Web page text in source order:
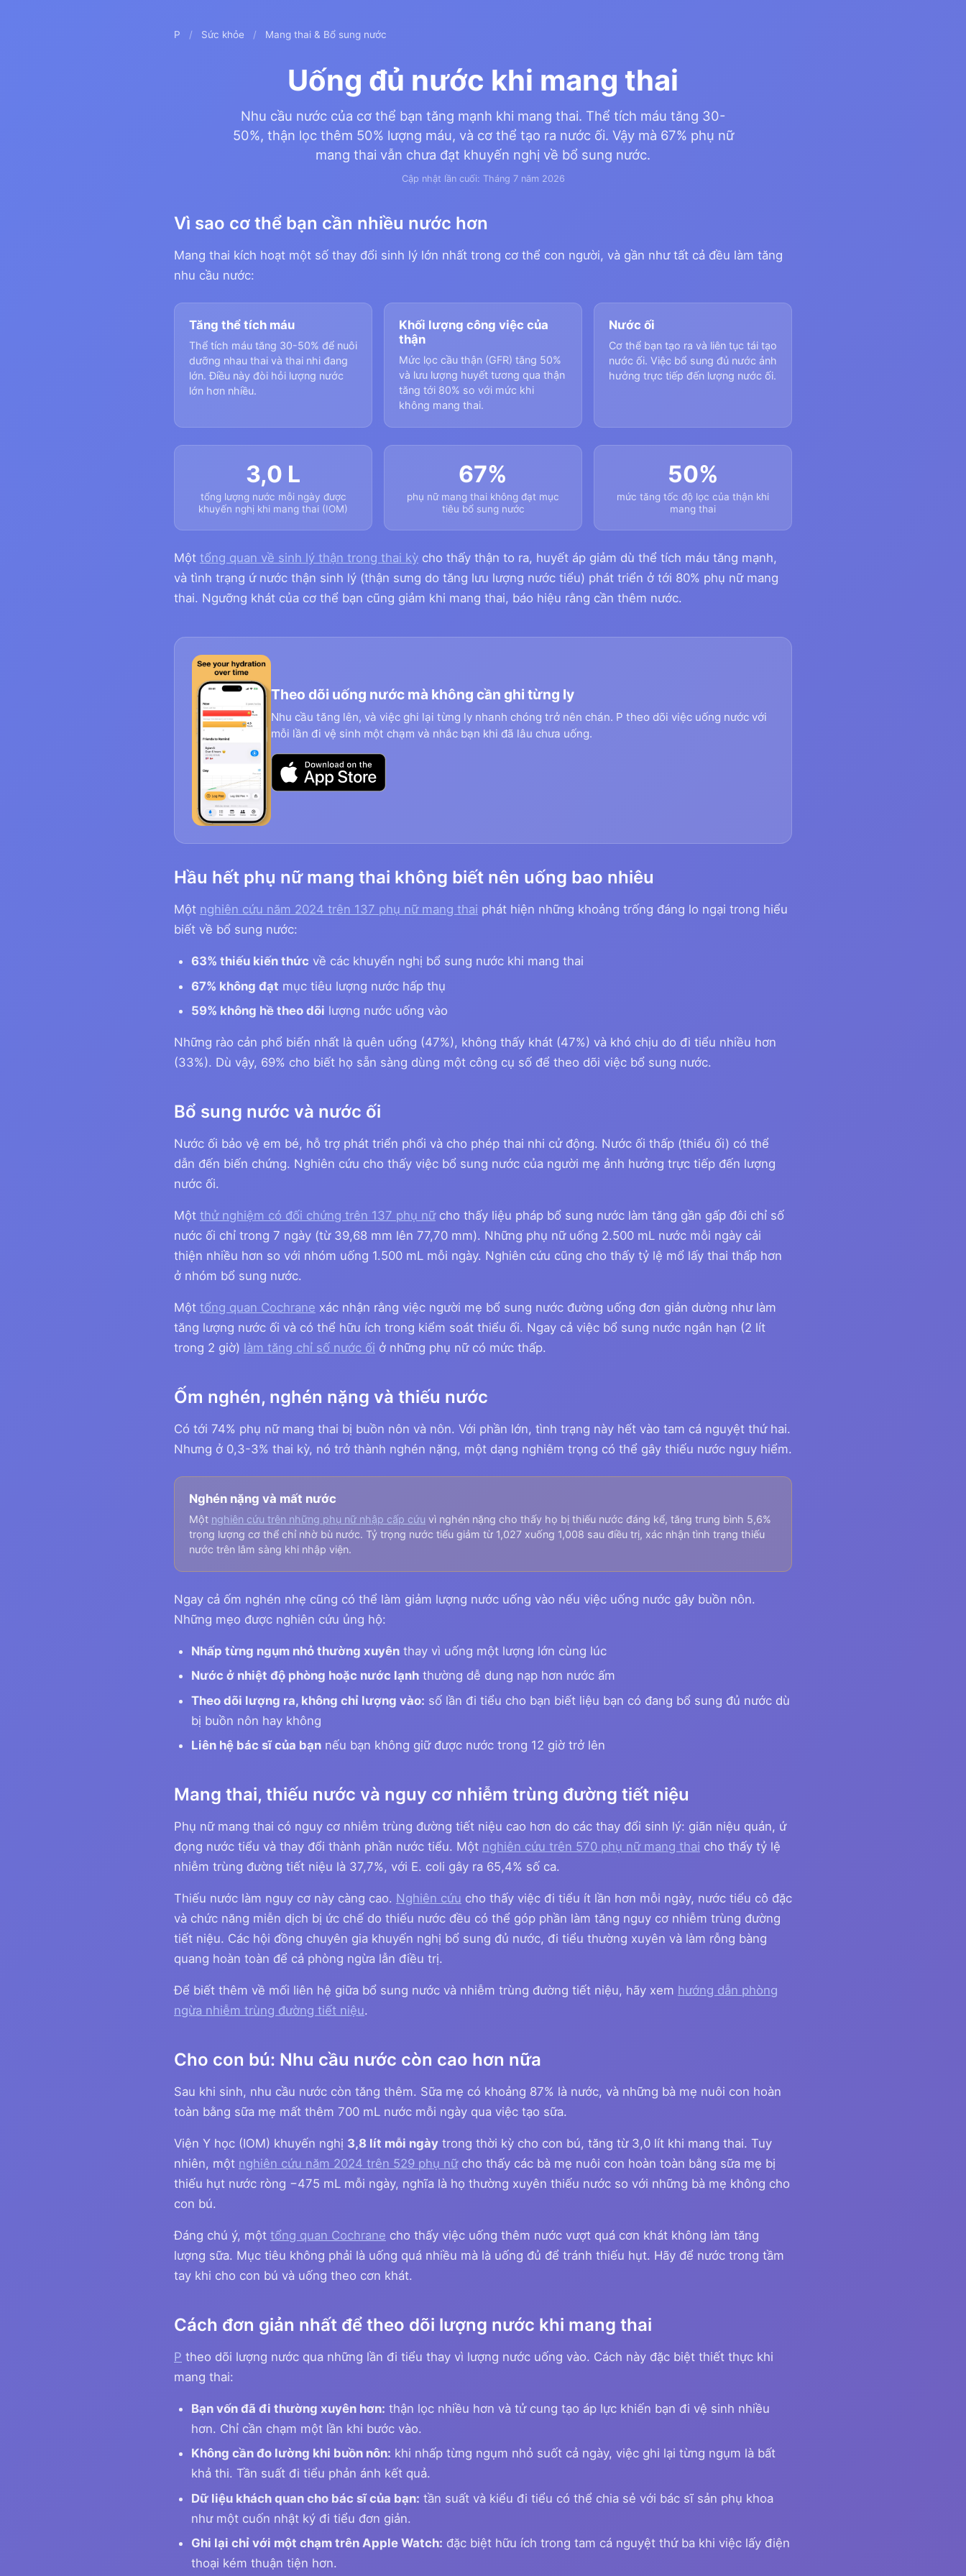
P / Sức khỏe / Mang thai & Bổ sung nước
Uống đủ nước khi mang thai
Nhu cầu nước của cơ thể bạn tăng mạnh khi mang thai. Thể tích máu tăng 30-
50%, thận lọc thêm 50% lượng máu, và cơ thể tạo ra nước ối. Vậy mà 67% phụ nữ
mang thai vẫn chưa đạt khuyến nghị về bổ sung nước.
Cập nhật lần cuối: Tháng 7 năm 2026
Vì sao cơ thể bạn cần nhiều nước hơn
Mang thai kích hoạt một số thay đổi sinh lý lớn nhất trong cơ thể con người, và gần như tất cả đều làm tăng
nhu cầu nước:
Tăng thể tích máu
Thể tích máu tăng 30-50% để nuôi
dưỡng nhau thai và thai nhi đang
lớn. Điều này đòi hỏi lượng nước
lớn hơn nhiều.
Khối lượng công việc của
thận
Mức lọc cầu thận (GFR) tăng 50%
và lưu lượng huyết tương qua thận
tăng tới 80% so với mức khi
không mang thai.
Nước ối
Cơ thể bạn tạo ra và liên tục tái tạo
nước ối. Việc bổ sung đủ nước ảnh
hưởng trực tiếp đến lượng nước ối.
3,0 L
tổng lượng nước mỗi ngày được
khuyến nghị khi mang thai (IOM)
67%
phụ nữ mang thai không đạt mục
tiêu bổ sung nước
50%
mức tăng tốc độ lọc của thận khi
mang thai
Một tổng quan về sinh lý thận trong thai kỳ cho thấy thận to ra, huyết áp giảm dù thể tích máu tăng mạnh,
và tình trạng ứ nước thận sinh lý (thận sưng do tăng lưu lượng nước tiểu) phát triển ở tới 80% phụ nữ mang
thai. Ngưỡng khát của cơ thể bạn cũng giảm khi mang thai, báo hiệu rằng cần thêm nước.
Theo dõi uống nước mà không cần ghi từng ly
Nhu cầu tăng lên, và việc ghi lại từng ly nhanh chóng trở nên chán. P theo dõi việc uống nước với
mỗi lần đi vệ sinh một chạm và nhắc bạn khi đã lâu chưa uống.
Hầu hết phụ nữ mang thai không biết nên uống bao nhiêu
Một nghiên cứu năm 2024 trên 137 phụ nữ mang thai phát hiện những khoảng trống đáng lo ngại trong hiểu
biết về bổ sung nước:
63% thiếu kiến thức về các khuyến nghị bổ sung nước khi mang thai
67% không đạt mục tiêu lượng nước hấp thụ
59% không hề theo dõi lượng nước uống vào
Những rào cản phổ biến nhất là quên uống (47%), không thấy khát (47%) và khó chịu do đi tiểu nhiều hơn
(33%). Dù vậy, 69% cho biết họ sẵn sàng dùng một công cụ số để theo dõi việc bổ sung nước.
Bổ sung nước và nước ối
Nước ối bảo vệ em bé, hỗ trợ phát triển phổi và cho phép thai nhi cử động. Nước ối thấp (thiểu ối) có thể
dẫn đến biến chứng. Nghiên cứu cho thấy việc bổ sung nước của người mẹ ảnh hưởng trực tiếp đến lượng
nước ối.
Một thử nghiệm có đối chứng trên 137 phụ nữcho thấy liệu pháp bổ sung nước làm tăng gần gấp đôi chỉ số
nước ối chỉ trong 7 ngày (từ 39,68 mm lên 77,70 mm). Những phụ nữ uống 2.500 mL nước mỗi ngày cải
thiện nhiều hơn so với nhóm uống 1.500 mL mỗi ngày. Nghiên cứu cũng cho thấy tỷ lệ mổ lấy thai thấp hơn
ở nhóm bổ sung nước.
Một tổng quan Cochrane xác nhận rằng việc người mẹ bổ sung nước đường uống đơn giản dường như làm
tăng lượng nước ối và có thể hữu ích trong kiểm soát thiểu ối. Ngay cả việc bổ sung nước ngắn hạn (2 lít
trong 2 giờ) làm tăng chỉ số nước ối ở những phụ nữ có mức thấp.
Ốm nghén, nghén nặng và thiếu nước
Có tới 74% phụ nữ mang thai bị buồn nôn và nôn. Với phần lớn, tình trạng này hết vào tam cá nguyệt thứ hai.
Nhưng ở 0,3-3% thai kỳ, nó trở thành nghén nặng, một dạng nghiêm trọng có thể gây thiếu nước nguy hiểm.
Nghén nặng và mất nước
Một nghiên cứu trên những phụ nữ nhập cấp cứu vì nghén nặng cho thấy họ bị thiếu nước đáng kể, tăng trung bình 5,6%
trọng lượng cơ thể chỉ nhờ bù nước. Tỷ trọng nước tiểu giảm từ 1,027 xuống 1,008 sau điều trị, xác nhận tình trạng thiếu
nước trên lâm sàng khi nhập viện.
Ngay cả ốm nghén nhẹ cũng có thể làm giảm lượng nước uống vào nếu việc uống nước gây buồn nôn.
Những mẹo được nghiên cứu ủng hộ:
Nhấp từng ngụm nhỏ thường xuyên thay vì uống một lượng lớn cùng lúc
Nước ở nhiệt độ phòng hoặc nước lạnh thường dễ dung nạp hơn nước ấm
Theo dõi lượng ra, không chỉ lượng vào: số lần đi tiểu cho bạn biết liệu bạn có đang bổ sung đủ nước dù
bị buồn nôn hay không
Liên hệ bác sĩ của bạn nếu bạn không giữ được nước trong 12 giờ trở lên
Mang thai, thiếu nước và nguy cơ nhiễm trùng đường tiết niệu
Phụ nữ mang thai có nguy cơ nhiễm trùng đường tiết niệu cao hơn do các thay đổi sinh lý: giãn niệu quản, ứ
đọng nước tiểu và thay đổi thành phần nước tiểu. Một nghiên cứu trên 570 phụ nữ mang thai cho thấy tỷ lệ
nhiễm trùng đường tiết niệu là 37,7%, với E. coli gây ra 65,4% số ca.
Thiếu nước làm nguy cơ này càng cao. Nghiên cứu cho thấy việc đi tiểu ít lần hơn mỗi ngày, nước tiểu cô đặc
và chức năng miễn dịch bị ức chế do thiếu nước đều có thể góp phần làm tăng nguy cơ nhiễm trùng đường
tiết niệu. Các hội đồng chuyên gia khuyến nghị bổ sung đủ nước, đi tiểu thường xuyên và làm rỗng bàng
quang hoàn toàn để cả phòng ngừa lẫn điều trị.
Để biết thêm về mối liên hệ giữa bổ sung nước và nhiễm trùng đường tiết niệu, hãy xem hướng dẫn phòng
ngừa nhiễm trùng đường tiết niệu.
Cho con bú: Nhu cầu nước còn cao hơn nữa
Sau khi sinh, nhu cầu nước còn tăng thêm. Sữa mẹ có khoảng 87% là nước, và những bà mẹ nuôi con hoàn
toàn bằng sữa mẹ mất thêm 700 mL nước mỗi ngày qua việc tạo sữa.
Viện Y học (IOM) khuyến nghị 3,8 lít mỗi ngày trong thời kỳ cho con bú, tăng từ 3,0 lít khi mang thai. Tuy
nhiên, một nghiên cứu năm 2024 trên 529 phụ nữcho thấy các bà mẹ nuôi con hoàn toàn bằng sữa mẹ bị
thiếu hụt nước ròng −475 mL mỗi ngày, nghĩa là họ thường xuyên thiếu nước so với những bà mẹ không cho
con bú.
Đáng chú ý, một tổng quan Cochrane cho thấy việc uống thêm nước vượt quá cơn khát không làm tăng
lượng sữa. Mục tiêu không phải là uống quá nhiều mà là uống đủ để tránh thiếu hụt. Hãy để nước trong tầm
tay khi cho con bú và uống theo cơn khát.
Cách đơn giản nhất để theo dõi lượng nước khi mang thai
P theo dõi lượng nước qua những lần đi tiểu thay vì lượng nước uống vào. Cách này đặc biệt thiết thực khi
mang thai:
Bạn vốn đã đi thường xuyên hơn: thận lọc nhiều hơn và tử cung tạo áp lực khiến bạn đi vệ sinh nhiều
hơn. Chỉ cần chạm một lần khi bước vào.
Không cần đo lường khi buồn nôn: khi nhấp từng ngụm nhỏ suốt cả ngày, việc ghi lại từng ngụm là bất
khả thi. Tần suất đi tiểu phản ánh kết quả.
Dữ liệu khách quan cho bác sĩ của bạn: tần suất và kiểu đi tiểu có thể chia sẻ với bác sĩ sản phụ khoa
như một cuốn nhật ký đi tiểu đơn giản.
Ghi lại chỉ với một chạm trên Apple Watch: đặc biệt hữu ích trong tam cá nguyệt thứ ba khi việc lấy điện
thoại kém thuận tiện hơn.